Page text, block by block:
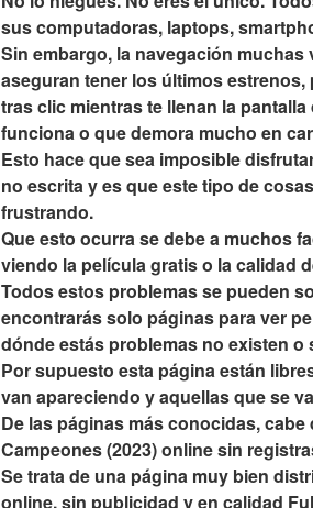
sus computadoras, laptops,
Sin embargo, la navegación
aseguran tener los últimos
tras clic mientras te llenan la
funciona o que demora mucho en
Esto hace que sea imposible
no escrita y es que este tipo de
frustrando.
Que esto ocurra se debe a muchos
viendo la película gratis o la calidad
Todos estos problemas se pueden
encontrarás solo páginas para ver
dónde estás problemas no existen
Por supuesto esta página están
van apareciendo y aquellas que se
De las páginas más conocidas,
Campeones (2023) online sin
Se trata de una página muy bien
online, sin publicidad y en calidad